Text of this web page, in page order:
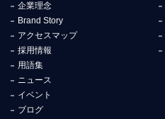
企業理念
Brand Story
アクセスマップ
採用情報
用語集
ニュース
イベント
ブログ